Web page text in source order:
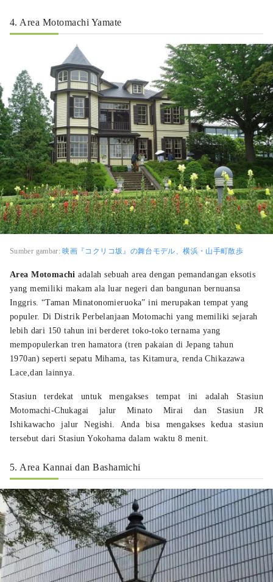
4. Area Motomachi Yamate
Sumber gambar:映画『コクリコ坂』の舞台モデル、横浜・山手町散歩
Area Motomachi adalah sebuah area dengan pemandangan eksotis
yang memiliki makam ala luar negeri dan bangunan bernuansa
Inggris. “Taman Minatonomieruoka” ini merupakan tempat yang
populer. Di Distrik Perbelanjaan Motomachi yang memiliki sejarah
lebih dari 150 tahun ini berderet toko-toko ternama yang
mempopulerkan tren hamatora (tren pakaian di Jepang tahun
1970an) seperti sepatu Mihama, tas Kitamura, renda Chikazawa
Lace,dan lainnya.
Stasiun terdekat untuk mengakses tempat ini adalah Stasiun
Motomachi-Chukagai jalur Minato Mirai dan Stasiun JR
Ishikawacho jalur Negishi. Anda bisa mengakses kedua stasiun
tersebut dari Stasiun Yokohama dalam waktu 8 menit.
5. Area Kannai dan Bashamichi